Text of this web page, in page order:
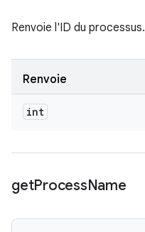
Renvoie l'ID du processus.
Renvoie
int
getProcessName